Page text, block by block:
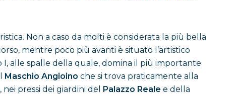
Non a caso da molti è considerata la più bella
mentre poco più avanti è situato l’artistico
I, alle spalle della quale, domina il più importante
Maschio Angioino che si trova praticamente alla
, nei pressi dei giardini del Palazzo Reale e della